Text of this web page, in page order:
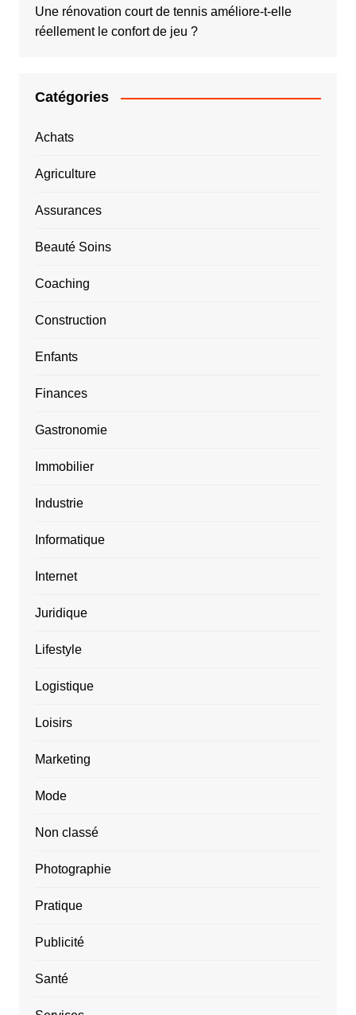
Une rénovation court de tennis améliore-t-elle
réellement le confort de jeu ?
Catégories
Achats
Agriculture
Assurances
Beauté Soins
Coaching
Construction
Enfants
Finances
Gastronomie
Immobilier
Industrie
Informatique
Internet
Juridique
Lifestyle
Logistique
Loisirs
Marketing
Mode
Non classé
Photographie
Pratique
Publicité
Santé